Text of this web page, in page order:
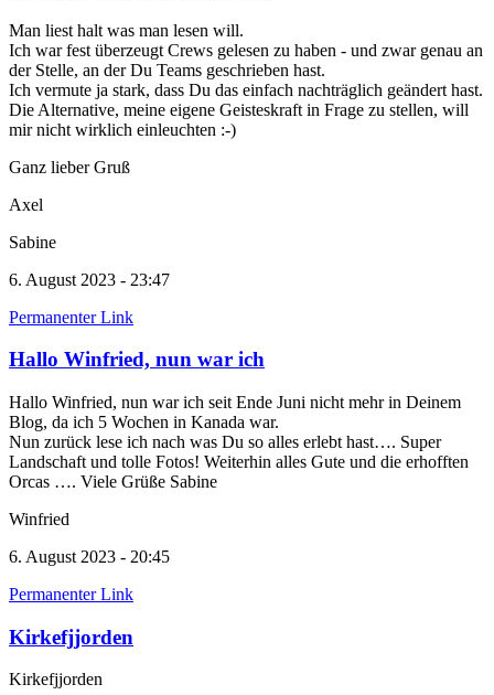
Man liest halt was man lesen will.
Ich war fest überzeugt Crews gelesen zu haben - und zwar genau an
der Stelle, an der Du Teams geschrieben hast.
Ich vermute ja stark, dass Du das einfach nachträglich geändert hast.
Die Alternative, meine eigene Geisteskraft in Frage zu stellen, will
mir nicht wirklich einleuchten :-)
Ganz lieber Gruß
Axel
Sabine
6. August 2023 - 23:47
Permanenter Link
Hallo Winfried, nun war ich
Hallo Winfried, nun war ich seit Ende Juni nicht mehr in Deinem
Blog, da ich 5 Wochen in Kanada war.
Nun zurück lese ich nach was Du so alles erlebt hast…. Super
Landschaft und tolle Fotos! Weiterhin alles Gute und die erhofften
Orcas …. Viele Grüße Sabine
Winfried
6. August 2023 - 20:45
Permanenter Link
Kirkefjjorden
Kirkefjjorden